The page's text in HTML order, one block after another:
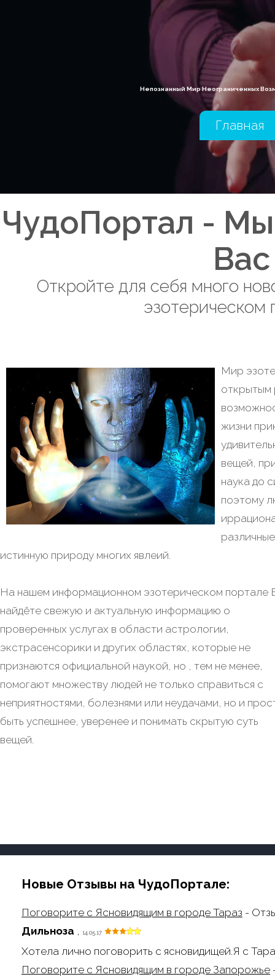
Непознанный Мир Неограниченных
Главная
ЧудоПортал -
Вас
Откройте для себя много
эзотерическом
Мир
открытым
жизни
вещей,
наука до
поэтому
истинную природу многих явлеий.
На нашем информационном эзотерическом портале
найдёте свежую и актуальную информацию о
проверенных услугах в области астрологии,
экстрасенсорики и других областях, которые не
признаются официальной наукой, но , тем не менее,
помогают множеству людей не только справиться с
неприятностями, болезнями или неудачами, но и
быть успешнее, уверенее и понимать скрытую суть
вещей.
Новые Отзывы на ЧудоПортале:
Поговорите с Ясновидящим в городе Тараз -
Дильноза , 14.05.17
Хотела лично поговорить с ясновидищей.Я с
Поговорите с Ясновидящим в городе Запорожье